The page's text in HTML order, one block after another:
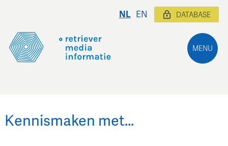
MENU
NL EN DATABASE
Kennismaken met…